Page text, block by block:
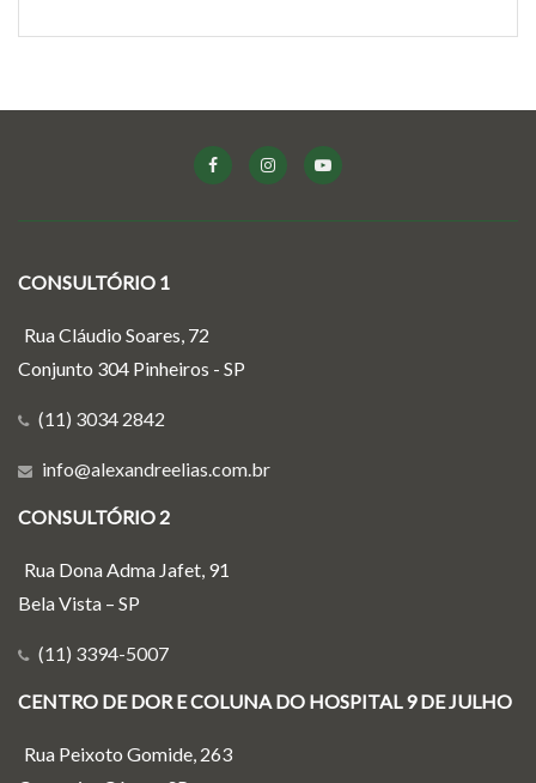
CONSULTÓRIO 1
Rua Cláudio Soares, 72
Conjunto 304 Pinheiros - SP
(11) 3034 2842
info@alexandreelias.com.br
CONSULTÓRIO 2
Rua Dona Adma Jafet, 91
Bela Vista – SP
(11) 3394-5007
CENTRO DE DOR E COLUNA DO HOSPITAL 9 DE JULHO
Rua Peixoto Gomide, 263